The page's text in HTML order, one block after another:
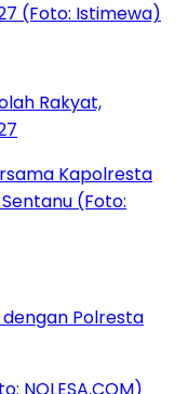
Rakyat,
Polresta